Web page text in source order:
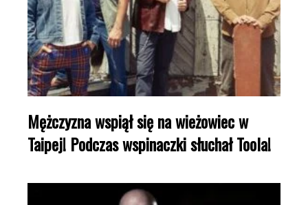
Mężczyzna wspiął się na wieżowiec w
Taipej! Podczas wspinaczki słuchał Toola!